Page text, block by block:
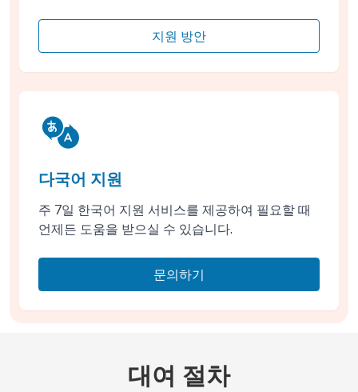
지원 방안
다국어 지원
주 7일 한국어 지원 서비스를 제공하여 필요할 때
언제든 도움을 받으실 수 있습니다.
문의하기
대여 절차